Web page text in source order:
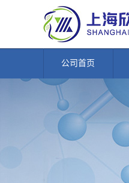
公司首页